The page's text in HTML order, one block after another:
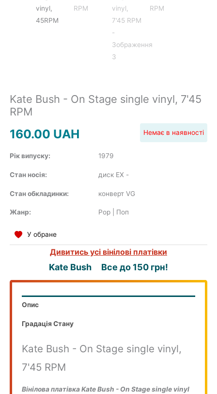
Kate Bush - On Stage single vinyl, 7'45
RPM
160.00 UAH Немає в наявності
Рік випуску: 1979
Стан носія: диск EX -
Стан обкладинки: конверт VG
Жанр: Pop | Поп
У обране
Дивитись усі вінілові платівки
Kate Bush Все до 150 грн!
Опис
Градація Стану
Kate Bush - On Stage single vinyl,
7'45 RPM
Вінілова платівка Kate Bush - On Stage single vinyl
REGGAE
SOUNDTRACK
COMPILATION